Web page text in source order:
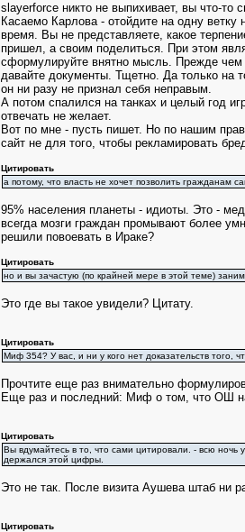
slayerforce никто не выпихивает, вы что-то
Касаемо Карлова - отойдите на одну
время. Вы не представляете, какое
пришел, а своим поделиться. При этом
сформулируйте внятно мысль. Прежде чем
давайте документы. Тщетно. Да только на
он ни разу не признал себя неправым.
А потом спалился на танках и целый год
отвечать не желает.
Вот по мне - пусть пишет. Но по нашим
сайт не для того, чтобы рекламировать
Цитировать
а потому, что власть не хочет позволить гражданам
95% населения планеты - идиоты. Это -
всегда мозги граждан промывают более
решили повоевать в Ираке?
Цитировать
но и вы зачастую (по крайней мере в этой теме)
Это где вы такое увидели? Цитату.
Цитировать
Миф 354? У вас, и ни у кого нет доказательств того,
Прочтите еще раз внимательно
Еще раз и последний: Миф о том, что ОШ
Цитировать
Вы вдумайтесь в то, что сами цитировали. - всю ночь
держался этой цифры.
Это не так. После визита Аушева штаб ни
Цитировать